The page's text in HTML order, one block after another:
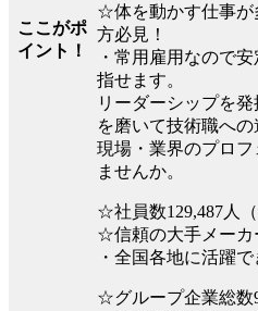
ここがポ
イント！
☆体を動かす仕事が
方必見！
・常用雇用なので
指せます。
リーダーシップを
を磨いて技術職への
現場・業界のプロ
ませんか。
☆社員数129,487人（
☆信頼の大手メーカ
・全国各地に活躍
☆グループ企業総数